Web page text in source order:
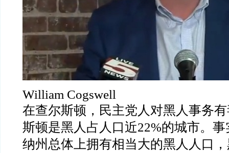
William Cogswell
在查尔斯顿，民主党人对黑人事务
斯顿是黑人占人口近22%的城市。
纳州总体上拥有相当大的黑人人口